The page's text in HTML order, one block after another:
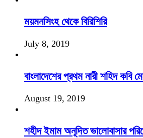
ময়মনসিংহ থেকে বিরিশিরি
July 8, 2019
বাংলাদেশের প্রথম নারী শহিদ কবি
August 19, 2019
শহীদ ইমাম অনূদিত ভালোবাসার